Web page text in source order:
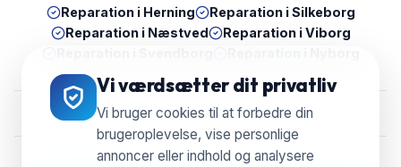
Vi værdsætter dit privatliv
Vi bruger cookies til at forbedre din
brugeroplevelse, vise personlige
annoncer eller indhold og analysere
Reparation i Herning Reparation i Silkeborg
Reparation i Næstved Reparation i Viborg